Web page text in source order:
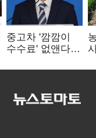
중고차 '깜깜이
수수료' 없앤다…
생기면 환불